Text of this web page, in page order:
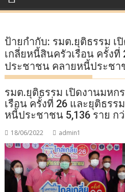
ป้ายกำกับ: รมต.ยุติธรรม เ
เกลี่ยหนี้สินครัวเรือน ครั้ง
ประชาชน คลายหนี้ประชา
รมต.ยุติธรรม เปิดงานมหก
เรือน ครั้งที่ 26 และยุติธร
หนี้ประชาชน 5,136 ราย ก
18/06/2022 admin1